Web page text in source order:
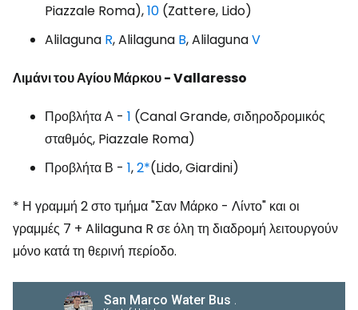
Piazzale Roma),10 (Zattere, Lido)
Alilaguna R, Alilaguna B, AlilagunaV
Λιμάνι του Αγίου Μάρκου - Vallaresso
Προβλήτα Α - 1 (Canal Grande, σιδηροδρομικός
σταθμός, Piazzale Roma)
Προβλήτα Β - 1,2*(Lido, Giardini)
* Η γραμμή 2 στο τμήμα "Σαν Μάρκο - Λίντο" και οι
γραμμές 7 + Alilaguna R σε όλη τη διαδρομή λειτουργούν
μόνο κατά τη θερινή περίοδο.